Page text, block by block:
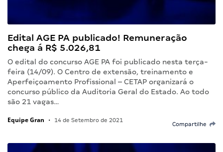
Edital AGE PA publicado! Remuneração
chega á R$ 5.026,81
O edital do concurso AGE PA foi publicado nesta terça-
feira (14/09). O Centro de extensão, treinamento e
Aperfeiçoamento Profissional – CETAP organizará o
concurso público da Auditoria Geral do Estado. Ao todo
são 21 vagas…
Equipe Gran • 14 de Setembro de 2021
Compartilhe